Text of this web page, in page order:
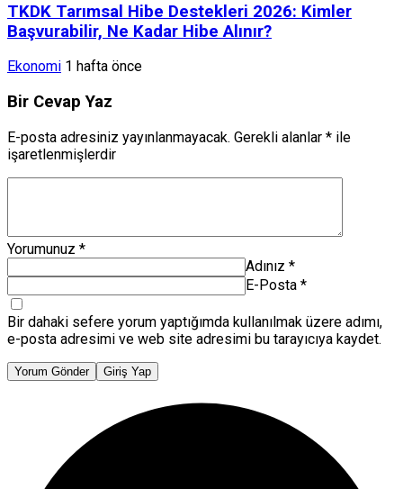
TKDK Tarımsal Hibe Destekleri 2026: Kimler
Başvurabilir, Ne Kadar Hibe Alınır?
Ekonomi 1 hafta önce
Bir Cevap Yaz
E-posta adresiniz yayınlanmayacak. Gerekli alanlar * ile
işaretlenmişlerdir
Yorumunuz *
Adınız *
E-Posta *
Bir dahaki sefere yorum yaptığımda kullanılmak üzere adımı,
e-posta adresimi ve web site adresimi bu tarayıcıya kaydet.
Yorum Gönder Giriş Yap